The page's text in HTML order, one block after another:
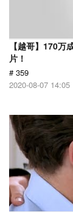
【越哥】170
片！
# 359
2020-08-07 14:05